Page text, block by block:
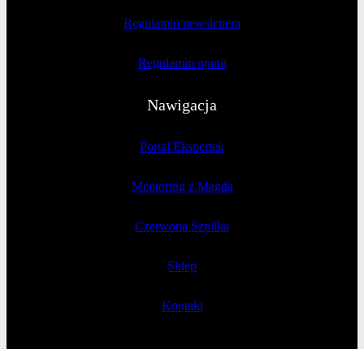
Regulamin newslettera
Regulamin opinii
Nawigacja
Portal Ekspertek
Mentoring z Magdą
Czerwona Szpilka
Sklep
Kontakt